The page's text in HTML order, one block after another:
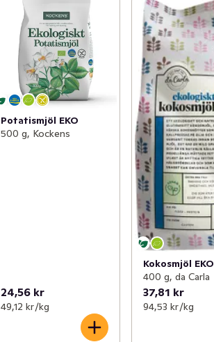
Potatismjöl EKO
500 g, Kockens
24,56 kr
49,12 kr /kg
Kokosmjöl EKO
400 g, da Carla
37,81 kr
94,53 kr /kg